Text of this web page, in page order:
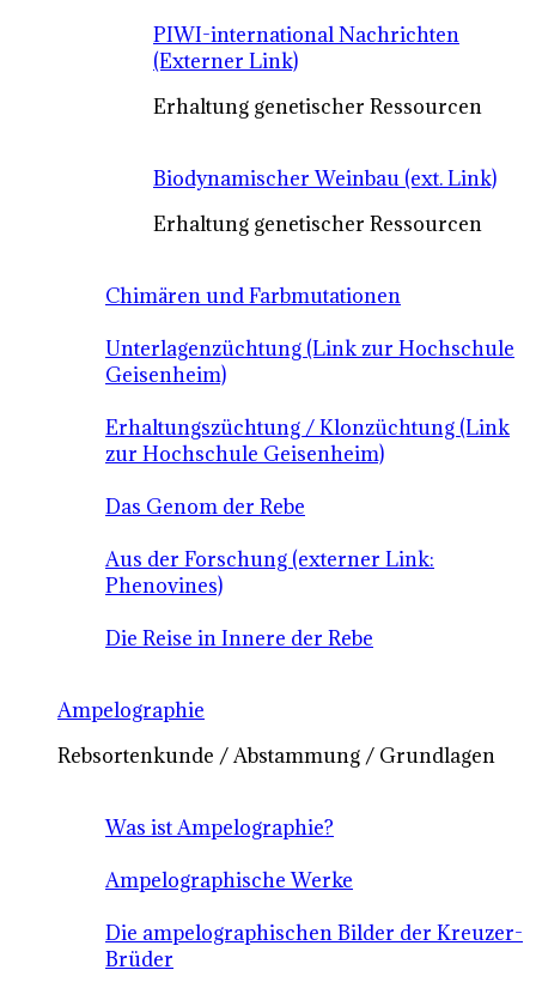
PIWI-international Nachrichten
(Externer Link)
Erhaltung genetischer Ressourcen
Biodynamischer Weinbau (ext. Link)
Erhaltung genetischer Ressourcen
Chimären und Farbmutationen
Unterlagenzüchtung (Link zur Hochschule
Geisenheim)
Erhaltungszüchtung / Klonzüchtung (Link
zur Hochschule Geisenheim)
Das Genom der Rebe
Aus der Forschung (externer Link:
Phenovines)
Die Reise in Innere der Rebe
Ampelographie
Rebsortenkunde / Abstammung / Grundlagen
Was ist Ampelographie?
Ampelographische Werke
Die ampelographischen Bilder der Kreuzer-
Brüder